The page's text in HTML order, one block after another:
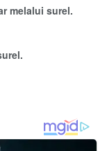
melalui surel.